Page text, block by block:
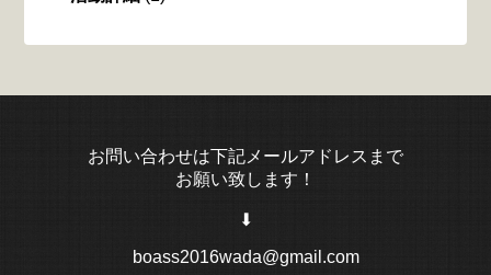
お問い合わせは下記メールアドレスまで
お願い致します！
⬇︎
boass2016wada@gmail.com